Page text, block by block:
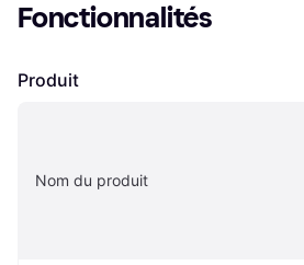
Fonctionnalités
Produit
Nom du produit